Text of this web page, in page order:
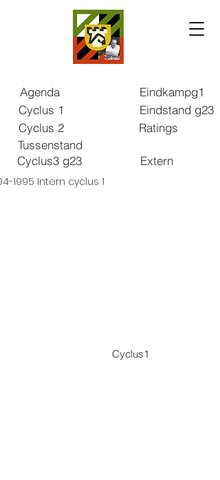
Agenda
Cyclus 1
Cyclus 2
Tussenstand
Cyclus3 g23
Eindkampg1
Eindstand g23
Ratings
Extern
1995 Intern cyclus 1
Cyclus1